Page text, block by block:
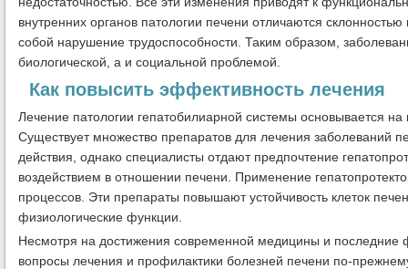
внутренних органов патологии печени отличаются
собой нарушение трудоспособности. Таким образом,
биологической, а и социальной проблемой.
Как повысить эффективность лечения
Лечение патологии гепатобилиарной системы основывается
Существует множество препаратов для лечения заболеваний
действия, однако специалисты отдают предпочтение
воздействием в отношении печени. Применение
процессов. Эти препараты повышают устойчивость клеток
физиологические функции.
Несмотря на достижения современной медицины и последние
вопросы лечения и профилактики болезней печени по-